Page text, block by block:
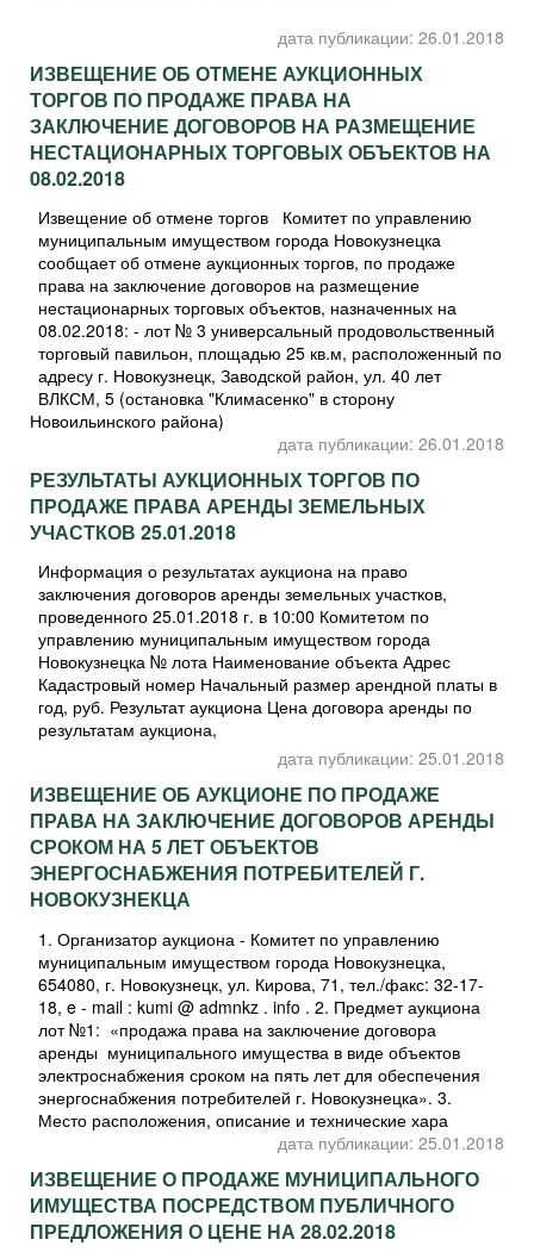
дата публикации: 26.01.2018
ИЗВЕЩЕНИЕ ОБ ОТМЕНЕ АУКЦИОННЫХ
ТОРГОВ ПО ПРОДАЖЕ ПРАВА НА
ЗАКЛЮЧЕНИЕ ДОГОВОРОВ НА РАЗМЕЩЕНИЕ
НЕСТАЦИОНАРНЫХ ТОРГОВЫХ ОБЪЕКТОВ НА
08.02.2018
Извещение об отмене торгов Комитет по управлению
муниципальным имуществом города Новокузнецка
сообщает об отмене аукционных торгов, по продаже
права на заключение договоров на размещение
нестационарных торговых объектов, назначенных на
08.02.2018: - лот № 3 универсальный продовольственный
торговый павильон, площадью 25 кв.м, расположенный по
адресу г. Новокузнецк, Заводской район, ул. 40 лет
ВЛКСМ, 5 (остановка "Климасенко" в сторону
Новоильинского района)
дата публикации: 26.01.2018
РЕЗУЛЬТАТЫ АУКЦИОННЫХ ТОРГОВ ПО
ПРОДАЖЕ ПРАВА АРЕНДЫ ЗЕМЕЛЬНЫХ
УЧАСТКОВ 25.01.2018
Информация о результатах аукциона на право
заключения договоров аренды земельных участков,
проведенного 25.01.2018 г. в 10:00 Комитетом по
управлению муниципальным имуществом города
Новокузнецка № лота Наименование объекта Адрес
Кадастровый номер Начальный размер арендной платы в
год, руб. Результат аукциона Цена договора аренды по
результатам аукциона,
дата публикации: 25.01.2018
ИЗВЕЩЕНИЕ ОБ АУКЦИОНЕ ПО ПРОДАЖЕ
ПРАВА НА ЗАКЛЮЧЕНИЕ ДОГОВОРОВ АРЕНДЫ
СРОКОМ НА 5 ЛЕТ ОБЪЕКТОВ
ЭНЕРГОСНАБЖЕНИЯ ПОТРЕБИТЕЛЕЙ Г.
НОВОКУЗНЕКЦА
1. Организатор аукциона - Комитет по управлению
муниципальным имуществом города Новокузнецка,
654080, г. Новокузнецк, ул. Кирова, 71, тел./факс: 32-17-
18, e - mail : kumi @ admnkz . info . 2. Предмет аукциона
лот №1: «продажа права на заключение договора
аренды муниципального имущества в виде объектов
электроснабжения сроком на пять лет для обеспечения
энергоснабжения потребителей г. Новокузнецка». 3.
Место расположения, описание и технические хара
дата публикации: 25.01.2018
ИЗВЕЩЕНИЕ О ПРОДАЖЕ МУНИЦИПАЛЬНОГО
ИМУЩЕСТВА ПОСРЕДСТВОМ ПУБЛИЧНОГО
ПРЕДЛОЖЕНИЯ О ЦЕНЕ НА 28.02.2018